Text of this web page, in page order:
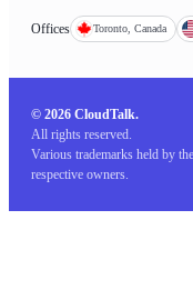
Offices Toronto, Canada
© 2026 CloudTalk.
All rights reserved.
Various trademarks held by
respective owners.